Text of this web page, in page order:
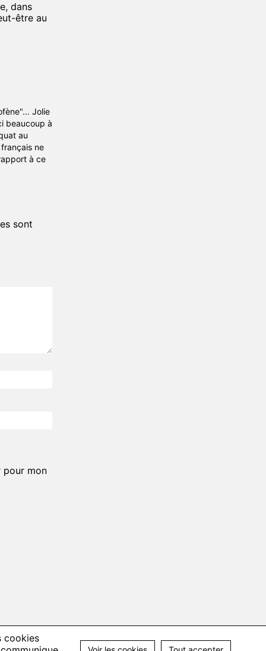
dans
être au
Jolie
beaucoup à
au
ne
à ce
sont
pour mon
de
(à
cookies